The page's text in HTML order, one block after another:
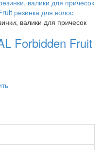
валики для причесок
Forbidden Fruit